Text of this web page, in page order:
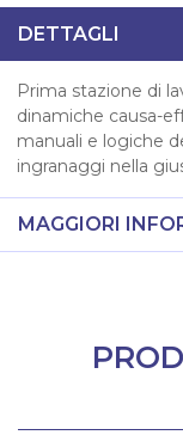
DETTAGLI
Prima stazione di
dinamiche causa-
manuali e logiche
ingranaggi nella
MAGGIORI